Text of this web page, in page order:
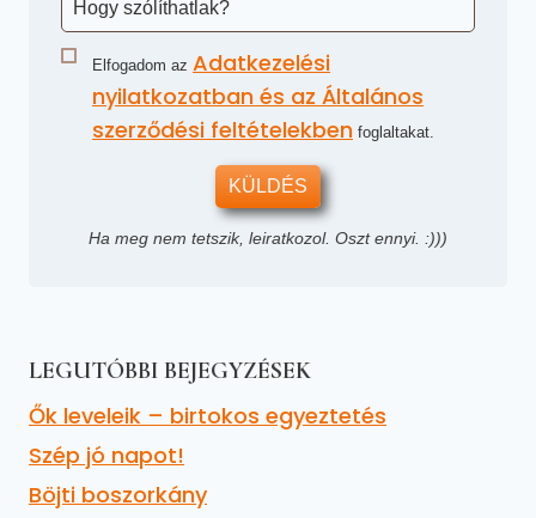
Elfogadom az Adatkezelési
nyilatkozatban és az Általános
szerződési feltételekben foglaltakat.
KÜLDÉS
Ha meg nem tetszik, leiratkozol. Oszt ennyi. :)))
LEGUTÓBBI BEJEGYZÉSEK
Ők leveleik – birtokos egyeztetés
Szép jó napot!
Böjti boszorkány